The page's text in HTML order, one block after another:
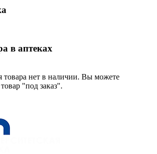
в аптеках
товара нет в наличии. Вы можете
"под заказ".